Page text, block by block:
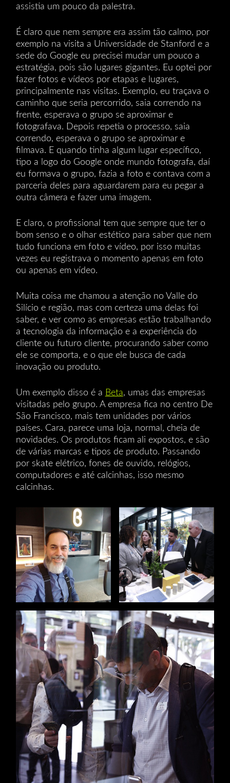
assistia um pouco da palestra.
É claro que nem sempre era assim tão calmo, por
exemplo na visita a Universidade de Stanford e a
sede do Google eu precisei mudar um pouco a
estratégia, pois são lugares gigantes. Eu optei por
fazer fotos e vídeos por etapas e lugares,
principalmente nas visitas. Exemplo, eu traçava o
caminho que seria percorrido, saia correndo na
frente, esperava o grupo se aproximar e
fotografava. Depois repetia o processo, saia
correndo, esperava o grupo se aproximar e
filmava. E quando tinha algum lugar específico,
tipo a logo do Google onde mundo fotografa, daí
eu formava o grupo, fazia a foto e contava com a
parceria deles para aguardarem para eu pegar a
outra câmera e fazer uma imagem.
E claro, o profissional tem que sempre que ter o
bom senso e o olhar estético para saber que nem
tudo funciona em foto e vídeo, por isso muitas
vezes eu registrava o momento apenas em foto
ou apenas em vídeo.
Muita coisa me chamou a atenção no Valle do
Silício e região, mas com certeza uma delas foi
saber, e ver como as empresas estão trabalhando
a tecnologia da informação e a experiência do
cliente ou futuro cliente, procurando saber como
ele se comporta, e o que ele busca de cada
inovação ou produto.
Um exemplo disso é a Beta, umas das empresas
visitadas pelo grupo. A empresa fica no centro De
São Francisco, mais tem unidades por vários
países. Cara, parece uma loja, normal, cheia de
novidades. Os produtos ficam ali expostos, e são
de várias marcas e tipos de produto. Passando
por skate elétrico, fones de ouvido, relógios,
computadores e até calcinhas, isso mesmo
calcinhas.